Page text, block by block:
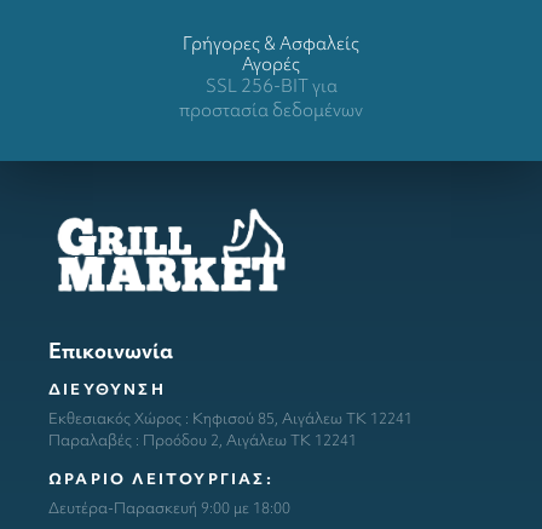
Γρήγορες & Ασφαλείς
Αγορές
SSL 256-BIT για
προστασία δεδομένων
Επικοινωνία
ΔΙΕΥΘΥΝΣΗ
Εκθεσιακός Χώρος : Κηφισού 85, Αιγάλεω ΤΚ 12241
Παραλαβές : Προόδου 2, Αιγάλεω ΤΚ 12241
ΩΡΑΡΙΟ ΛΕΙΤΟΥΡΓΙΑΣ:
Δευτέρα-Παρασκευή 9:00 με 18:00